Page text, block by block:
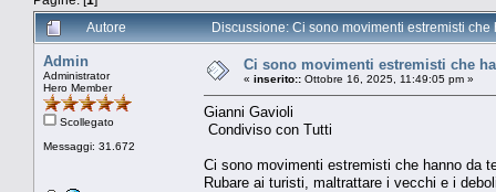
Autore
Discussione: Ci sono movimenti estremisti
Admin
Administrator
Hero Member
Scollegato
Messaggi: 31.672
Ci sono movimenti estremisti che
« inserito:: Ottobre 16, 2025, 11:49:05 pm »
Gianni Gavioli
Condiviso con Tutti
Ci sono movimenti estremisti che hanno da
Rubare ai turisti, maltrattare i vecchi e i